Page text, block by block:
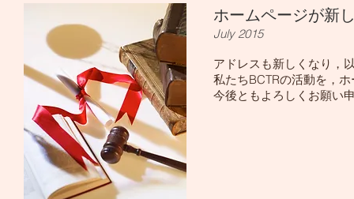
ホームページが新
July 2015
アドレスも新しくなり，
私たちBCTRの活動を，
今後ともよろしくお願い